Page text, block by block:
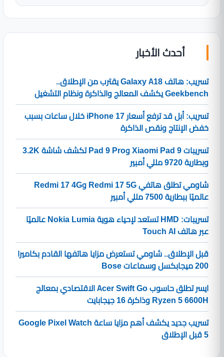
أحدث الأخبار
تسريب: هاتف Galaxy A18 يقترب من الإطلاق..
Geekbench يكشف المعالج والذاكرة ونظام التشغيل
تسريب: أبل قد ترفع أسعار iPhone 17 خلال ساعات بسبب
خفض الإنتاج ونقص الذاكرة
تسريبات Xiaomi Pad 9 وPad 9 Pro تكشف شاشة 3.2K
وبطارية 9720 مللي أمبير
شاومي تطلق هاتفي Redmi 17 5G وRedmi 17 4G
عالميًا ببطارية 7500 مللي أمبير
تسريبات: HMD تستعد لإحياء هوية Nokia Lumia عالميًا
عبر هاتف Touch AI
قبل الإطلاق.. شاومي تستعرض مزايا هاتفها القادم بكاميرا
200 ميجابكسل وسماعات Bose
ايسر تطلق حاسوب Acer Swift Go الاقتصادي بمعالج
Ryzen 5 6600H وذاكرة 16 جيجابايت
تسريب جديد يكشف أهم مزايا ساعة Google Pixel Watch
5 قبل الإطلاق